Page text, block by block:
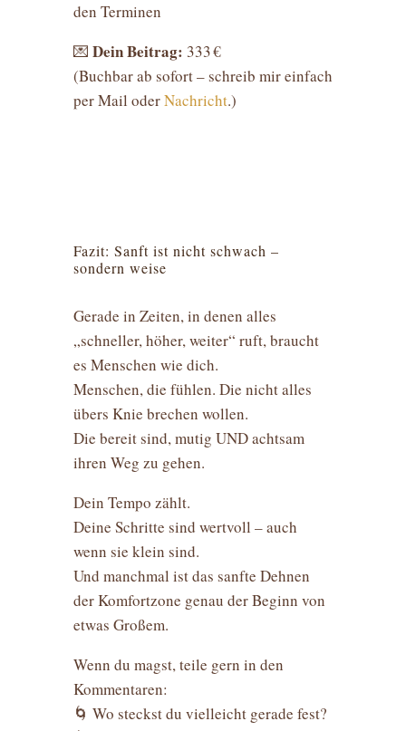
den Terminen
💌 Dein Beitrag: 333 €
(Buchbar ab sofort – schreib mir einfach
per Mail oderNachricht.)
Fazit: Sanft ist nicht schwach –
sondern weise
Gerade in Zeiten, in denen alles
„schneller, höher, weiter“ ruft, braucht
es Menschen wie dich.
Menschen, die fühlen. Die nicht alles
übers Knie brechen wollen.
Die bereit sind, mutig UND achtsam
ihren Weg zu gehen.
Dein Tempo zählt.
Deine Schritte sind wertvoll – auch
wenn sie klein sind.
Und manchmal ist das sanfte Dehnen
der Komfortzone genau der Beginn von
etwas Großem.
Wenn du magst, teile gern in den
Kommentaren:
🌀 Wo steckst du vielleicht gerade fest?